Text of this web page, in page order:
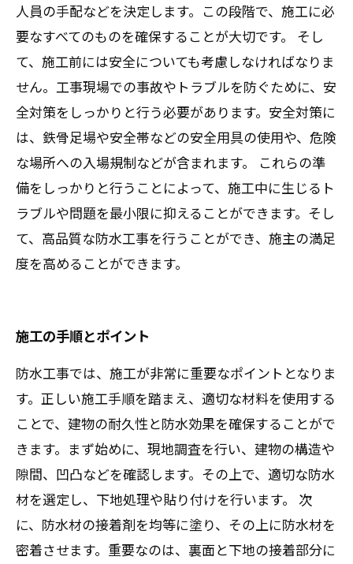
人員の手配などを決定します。この段階で、施工に必
要なすべてのものを確保することが大切です。 そし
て、施工前には安全についても考慮しなければなりま
せん。工事現場での事故やトラブルを防ぐために、安
全対策をしっかりと行う必要があります。安全対策に
は、鉄骨足場や安全帯などの安全用具の使用や、危険
な場所への入場規制などが含まれます。 これらの準
備をしっかりと行うことによって、施工中に生じるト
ラブルや問題を最小限に抑えることができます。そし
て、高品質な防水工事を行うことができ、施主の満足
度を高めることができます。
施工の手順とポイント
防水工事では、施工が非常に重要なポイントとなりま
す。正しい施工手順を踏まえ、適切な材料を使用する
ことで、建物の耐久性と防水効果を確保することがで
きます。まず始めに、現地調査を行い、建物の構造や
隙間、凹凸などを確認します。その上で、適切な防水
材を選定し、下地処理や貼り付けを行います。 次
に、防水材の接着剤を均等に塗り、その上に防水材を
密着させます。重要なのは、裏面と下地の接着部分に